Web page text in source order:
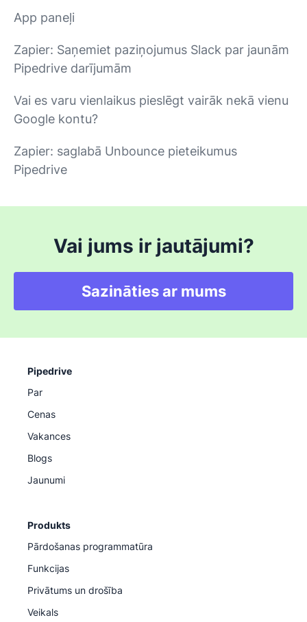
App paneļi
Zapier: Saņemiet paziņojumus Slack par jaunām
Pipedrive darījumām
Vai es varu vienlaikus pieslēgt vairāk nekā vienu
Google kontu?
Zapier: saglabā Unbounce pieteikumus
Pipedrive
Vai jums ir jautājumi?
Sazināties ar mums
Pipedrive
Par
Cenas
Vakances
Blogs
Jaunumi
Produkts
Pārdošanas programmatūra
Funkcijas
Privātums un drošība
Veikals